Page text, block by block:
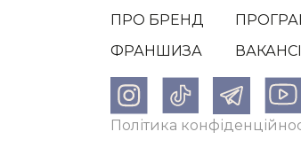
ПРО БРЕНД
ФРАНШИЗА
ВАКАНСІЇ
Політика